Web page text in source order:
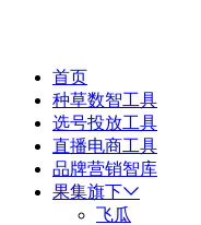
首页
种草数智工具
选号投放工具
直播电商工具
品牌营销智库
果集旗下
飞瓜